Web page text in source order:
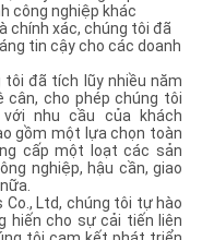
công nghiệp khác
chính xác, chúng tôi đã
tin cậy cho các doanh
đã tích lũy nhiều năm
cân, cho phép chúng tôi
nhu cầu của khách
gồm một lựa chọn toàn
cấp một loạt các sản
nghiệp, hậu cần, giao
Ltd, chúng tôi tự hào
hiến cho sự cải tiến liên